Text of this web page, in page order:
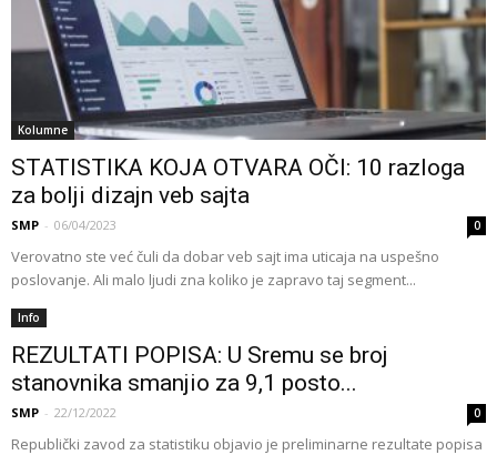
Kolumne
STATISTIKA KOJA OTVARA OČI: 10 razloga
za bolji dizajn veb sajta
SMP - 06/04/2023 0
Verovatno ste već čuli da dobar veb sajt ima uticaja na uspešno
poslovanje. Ali malo ljudi zna koliko je zapravo taj segment...
Info
REZULTATI POPISA: U Sremu se broj
stanovnika smanjio za 9,1 posto...
SMP - 22/12/2022 0
Republički zavod za statistiku objavio je preliminarne rezultate popisa